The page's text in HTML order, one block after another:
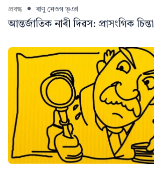
প্ৰবন্ধ ৰাণু নেওগ ভূঞা
আন্তৰ্জাতিক নাৰী দিৱস: প্ৰাসংগিক চিন্তা